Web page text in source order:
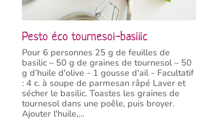
Pesto éco tournesol-basilic
Pour 6 personnes 25 g de feuilles de
basilic – 50 g de graines de tournesol – 50
g d’huile d'olive - 1 gousse d'ail - Facultatif
: 4 c. à soupe de parmesan râpé Laver et
sécher le basilic. Toastes les graines de
tournesol dans une poêle, puis broyer.
Ajouter l'huile,...